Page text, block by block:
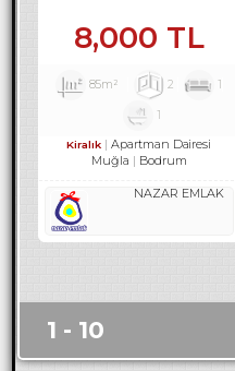
8,000 TL
85m² 2 1
1
Kiralık
Apartman Dairesi
Muğla
Bodrum
NAZAR EMLAK
1 - 10